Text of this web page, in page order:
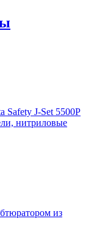
Safety J-Set 5500P
нитриловые
из